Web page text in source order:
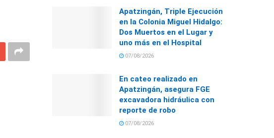
Apatzingán, Triple Ejecución
en la Colonia Miguel Hidalgo:
Dos Muertos en el Lugar y
uno más en el Hospital
07/08/2026
En cateo realizado en
Apatzingán, asegura FGE
excavadora hidráulica con
reporte de robo
07/08/2026